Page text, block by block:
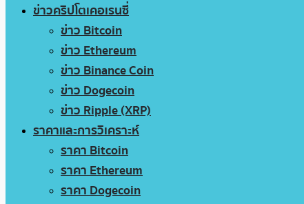
ข่าวคริปโตเคอเรนซี่
ข่าว Bitcoin
ข่าว Ethereum
ข่าว Binance Coin
ข่าว Dogecoin
ข่าว Ripple (XRP)
ราคาและการวิเคราะห์
ราคา Bitcoin
ราคา Ethereum
ราคา Dogecoin